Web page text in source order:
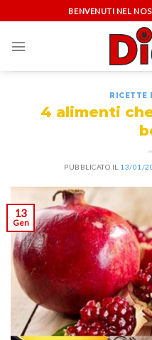
to
content
BENVENUTI NEL
RICETTE
4 alimenti
PUBBLICATO IL 13/01/
13
Gen